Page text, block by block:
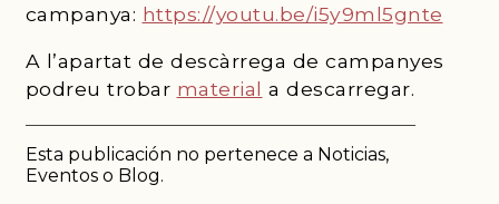
campanya: https://youtu.be/i5y9ml5gnte
A l’apartat de descàrrega de campanyes
podreu trobar material a descarregar.
Esta publicación no pertenece a Noticias,
Eventos o Blog.